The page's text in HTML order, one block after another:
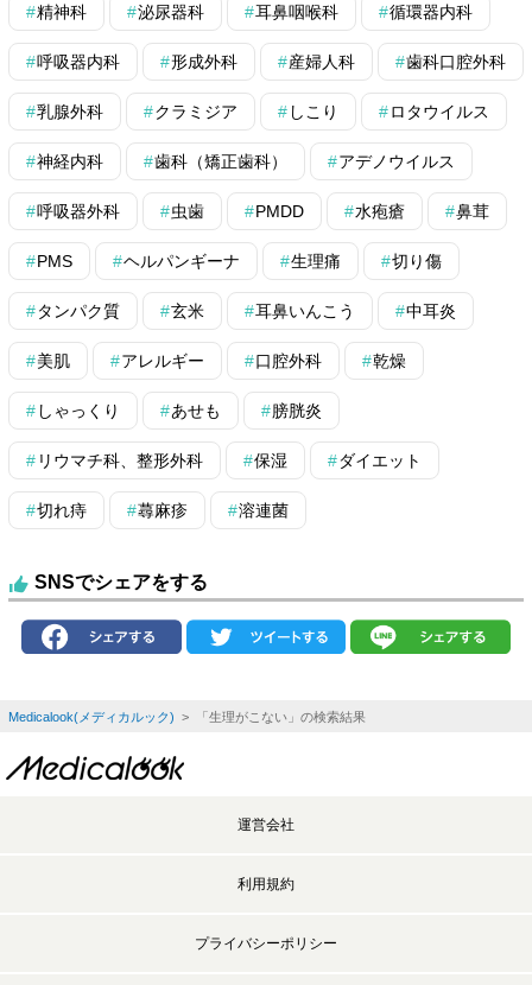
精神科 泌尿器科 耳鼻咽喉科 循環器内科
呼吸器内科 形成外科 産婦人科 歯科口腔外科
乳腺外科 クラミジア しこり ロタウイルス
神経内科 歯科（矯正歯科） アデノウイルス
呼吸器外科 虫歯 PMDD 水疱瘡 鼻茸
PMS ヘルパンギーナ 生理痛 切り傷
タンパク質 玄米 耳鼻いんこう 中耳炎
美肌 アレルギー 口腔外科 乾燥
しゃっくり あせも 膀胱炎
リウマチ科、整形外科 保湿 ダイエット
切れ痔 蕁麻疹 溶連菌
SNSでシェアをする
Medicalook(メディカルック) > 「生理がこない」の検索結果
運営会社
利用規約
プライバシーポリシー